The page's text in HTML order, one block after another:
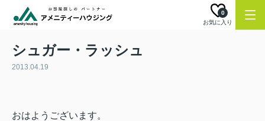
お気に入り
0
シュガー・ラッシュ
2013.04.19
おはようございます。